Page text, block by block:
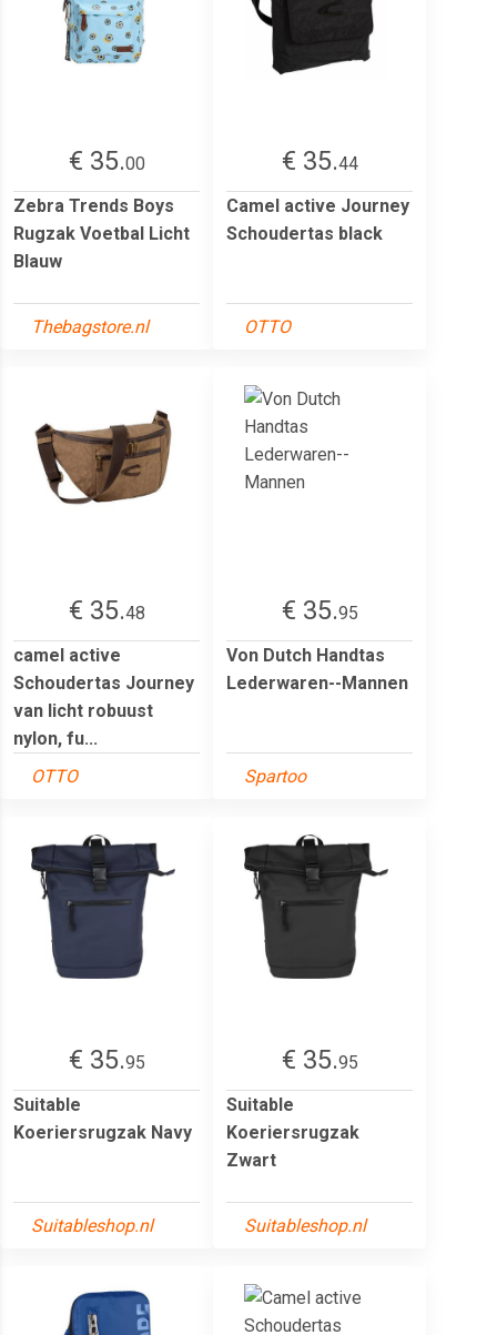
€ 35.00
Zebra Trends Boys
Rugzak Voetbal Licht
Blauw
Thebagstore.nl
€ 35.44
Camel active Journey
Schoudertas black
OTTO
€ 35.48
camel active
Schoudertas Journey
van licht robuust
nylon, fu...
OTTO
€ 35.95
Von Dutch Handtas
Lederwaren--Mannen
Spartoo
€ 35.95
Suitable
Koeriersrugzak Navy
Suitableshop.nl
€ 35.95
Suitable
Koeriersrugzak
Zwart
Suitableshop.nl